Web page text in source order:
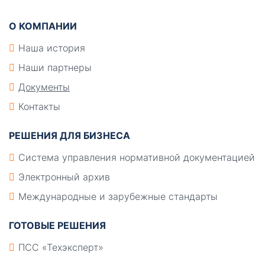
О КОМПАНИИ
Наша история
Наши партнеры
Документы
Контакты
РЕШЕНИЯ ДЛЯ БИЗНЕСА
Система управления нормативной документацией
Электронный архив
Международные и зарубежные стандарты
ГОТОВЫЕ РЕШЕНИЯ
ПСС «Техэксперт»